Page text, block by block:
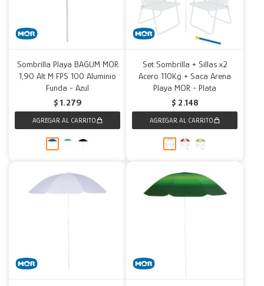
Sombrilla Playa BAGUM MOR
1,90 Alt M FPS 100 Aluminio
Funda - Azul
$ 1.279
Set Sombrilla + Sillas x2
Acero 110Kg + Saca Arena
Playa MOR - Plata
$ 2.148